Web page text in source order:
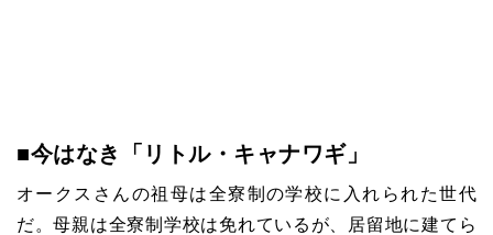
■今はなき「 リトル・キャナワギ」
オークスさんの祖母は全寮制の学校に入れられた世代
だ。母親は全寮制学校は免れているが、居留地に建てら